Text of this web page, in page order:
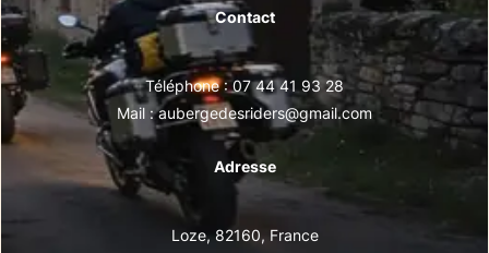
Contact
Téléphone : 07 44 41 93 28
Mail : aubergedesriders@gmail.com
Adresse
Loze, 82160, France